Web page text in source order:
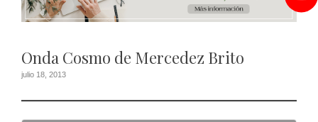
Onda Cosmo de Mercedez Brito
julio 18, 2013